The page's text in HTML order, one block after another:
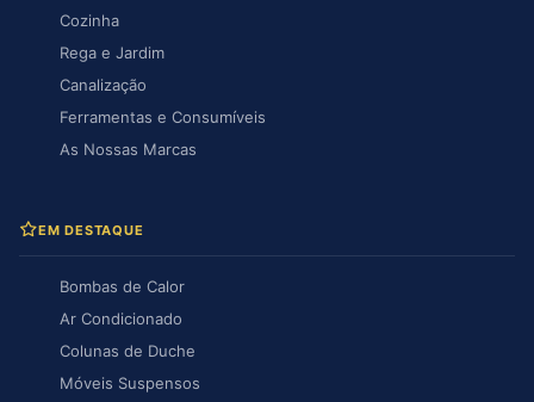
Cozinha
Rega e Jardim
Canalização
Ferramentas e Consumíveis
As Nossas Marcas
EM DESTAQUE
Bombas de Calor
Ar Condicionado
Colunas de Duche
Móveis Suspensos